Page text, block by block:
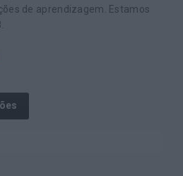
de aprendizagem. Estamos